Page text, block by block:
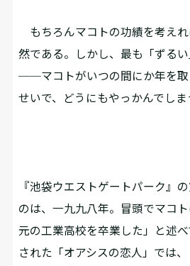
もちろんマコトの功績を考え
然である。しかし、最も「ずる
──マコトがいつの間にか年を取
せいで、どうにもやっかんでしま
『池袋ウエストゲートパーク』
のは、一九九八年。冒頭でマコ
元の工業高校を卒業した」と述
された「オアシスの恋人」では